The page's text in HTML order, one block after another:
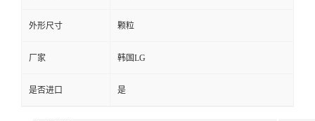
外形尺寸 颗粒
厂家 韩国LG
是否进口 是